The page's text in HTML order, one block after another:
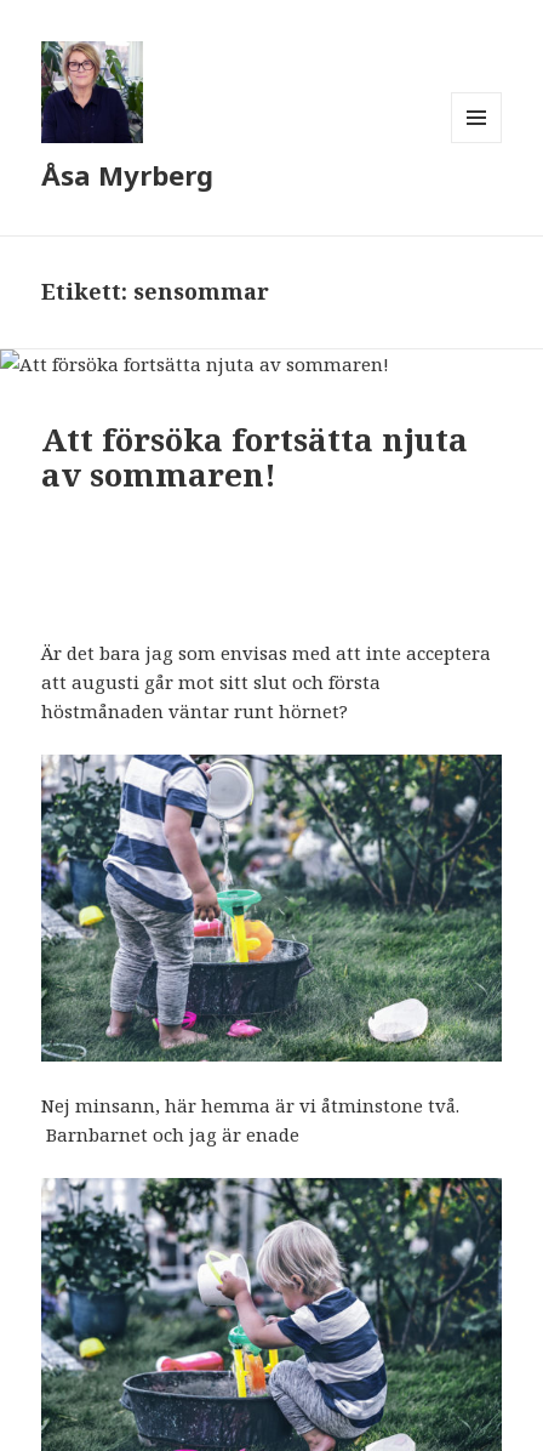
Åsa Myrberg
Etikett: sensommar
Att försöka fortsätta njuta
av sommaren!
Är det bara jag som envisas med att inte acceptera
att augusti går mot sitt slut och första
höstmånaden väntar runt hörnet?
Nej minsann, här hemma är vi åtminstone två.
Barnbarnet och jag är enade